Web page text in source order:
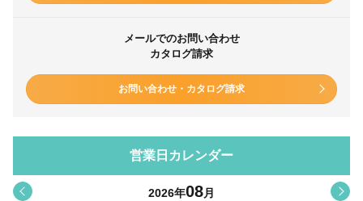
メールでのお問い合わせ
カタログ請求
お問い合わせ・カタログ請求
営業日カレンダー
< 2026年08月